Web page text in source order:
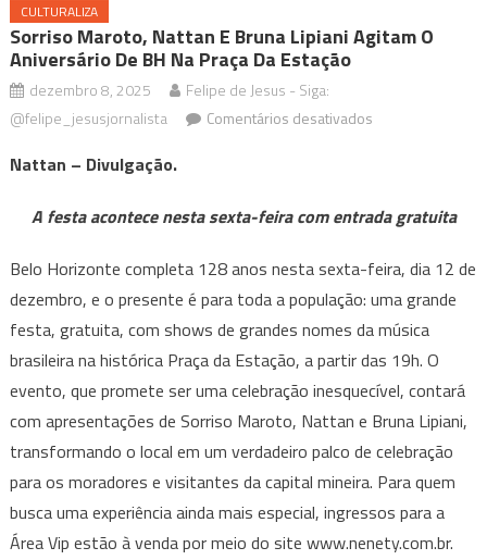
CULTURALIZA
Sorriso Maroto, Nattan E Bruna Lipiani Agitam O
Aniversário De BH Na Praça Da Estação
dezembro 8, 2025
Felipe de Jesus - Siga:
@felipe_jesusjornalista
Comentários desativadosem
e
Lipiani
agitam
o
aniversário
de
BH
na
Praça
Estação
Nattan – Divulgação.
A festa acontece nesta sexta-feira com entrada gratuita
Belo Horizonte completa 128 anos nesta sexta-feira, dia 12 de
dezembro, e o presente é para toda a população: uma grande
festa, gratuita, com shows de grandes nomes da música
brasileira na histórica Praça da Estação, a partir das 19h. O
evento, que promete ser uma celebração inesquecível, contará
com apresentações de Sorriso Maroto, Nattan e Bruna Lipiani,
transformando o local em um verdadeiro palco de celebração
para os moradores e visitantes da capital mineira. Para quem
busca uma experiência ainda mais especial, ingressos para a
Área Vip estão à venda por meio do site www.nenety.com.br.